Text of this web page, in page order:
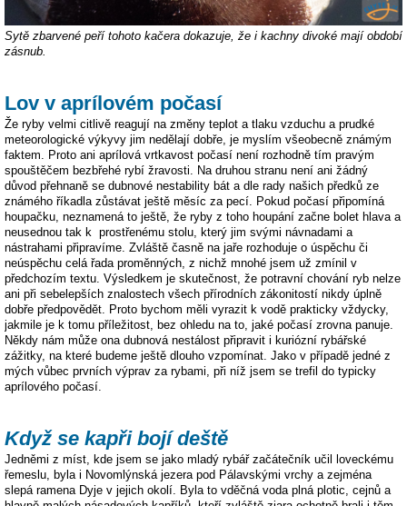
Sytě zbarvené peří tohoto kačera dokazuje, že i kachny divoké mají období
zásnub.
Lov v aprílovém počasí
Že ryby velmi citlivě reagují na změny teplot a tlaku vzduchu a prudké
meteorologické výkyvy jim nedělají dobře, je myslím všeobecně známým
faktem. Proto ani aprílová vrtkavost počasí není rozhodně tím pravým
spouštěčem bezbřehé rybí žravosti. Na druhou stranu není ani žádný
důvod přehnaně se dubnové nestability bát a dle rady našich předků ze
známého říkadla zůstávat ještě měsíc za pecí. Pokud počasí připomíná
houpačku, neznamená to ještě, že ryby z toho houpání začne bolet hlava a
neusednou tak k prostřenému stolu, který jim svými návnadami a
nástrahami připravíme. Zvláště časně na jaře rozhoduje o úspěchu či
neúspěchu celá řada proměnných, z nichž mnohé jsem už zmínil v
předchozím textu. Výsledkem je skutečnost, že potravní chování ryb nelze
ani při sebelepších znalostech všech přírodních zákonitostí nikdy úplně
dobře předpovědět. Proto bychom měli vyrazit k vodě prakticky vždycky,
jakmile je k tomu příležitost, bez ohledu na to, jaké počasí zrovna panuje.
Někdy nám může ona dubnová nestálost připravit i kuriózní rybářské
zážitky, na které budeme ještě dlouho vzpomínat. Jako v případě jedné z
mých vůbec prvních výprav za rybami, při níž jsem se trefil do typicky
aprílového počasí.
Když se kapři bojí deště
Jedněmi z míst, kde jsem se jako mladý rybář začátečník učil loveckému
řemeslu, byla i Novomlýnská jezera pod Pálavskými vrchy a zejména
slepá ramena Dyje v jejich okolí. Byla to vděčná voda plná plotic, cejnů a